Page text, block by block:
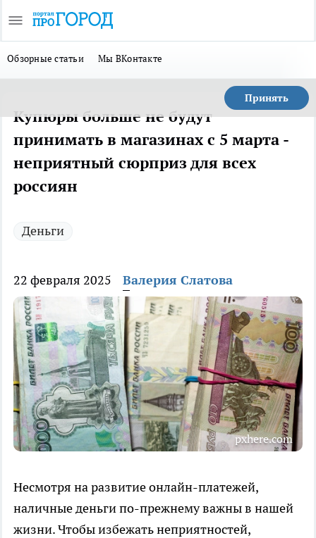
Обзорные статьи Мы ВКонтакте
Принять
Купюры больше не будут
принимать в магазинах с 5 марта -
неприятный сюрприз для всех
россиян
Деньги
22 февраля 2025 Валерия Слатова
pxhere.com
Несмотря на развитие онлайн-платежей,
наличные деньги по-прежнему важны в нашей
жизни. Чтобы избежать неприятностей,